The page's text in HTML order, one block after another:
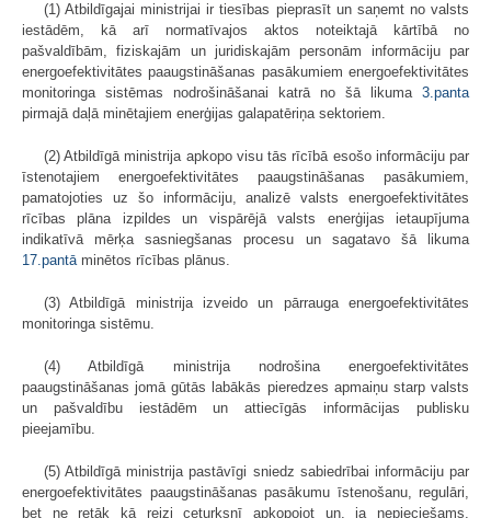
(1) Atbildīgajai ministrijai ir tiesības pieprasīt un saņemt no valsts
iestādēm, kā arī normatīvajos aktos noteiktajā kārtībā no
pašvaldībām, fiziskajām un juridiskajām personām informāciju par
energoefektivitātes paaugstināšanas pasākumiem energoefektivitātes
monitoringa sistēmas nodrošināšanai katrā no šā likuma 3.panta
pirmajā daļā minētajiem enerģijas galapatēriņa sektoriem.
(2) Atbildīgā ministrija apkopo visu tās rīcībā esošo informāciju par
īstenotajiem energoefektivitātes paaugstināšanas pasākumiem,
pamatojoties uz šo informāciju, analizē valsts energoefektivitātes
rīcības plāna izpildes un vispārējā valsts enerģijas ietaupījuma
indikatīvā mērķa sasniegšanas procesu un sagatavo šā likuma
17.pantāminētos rīcības plānus.
(3) Atbildīgā ministrija izveido un pārrauga energoefektivitātes
monitoringa sistēmu.
(4) Atbildīgā ministrija nodrošina energoefektivitātes
paaugstināšanas jomā gūtās labākās pieredzes apmaiņu starp valsts
un pašvaldību iestādēm un attiecīgās informācijas publisku
pieejamību.
(5) Atbildīgā ministrija pastāvīgi sniedz sabiedrībai informāciju par
energoefektivitātes paaugstināšanas pasākumu īstenošanu, regulāri,
bet ne retāk kā reizi ceturksnī apkopojot un, ja nepieciešams,